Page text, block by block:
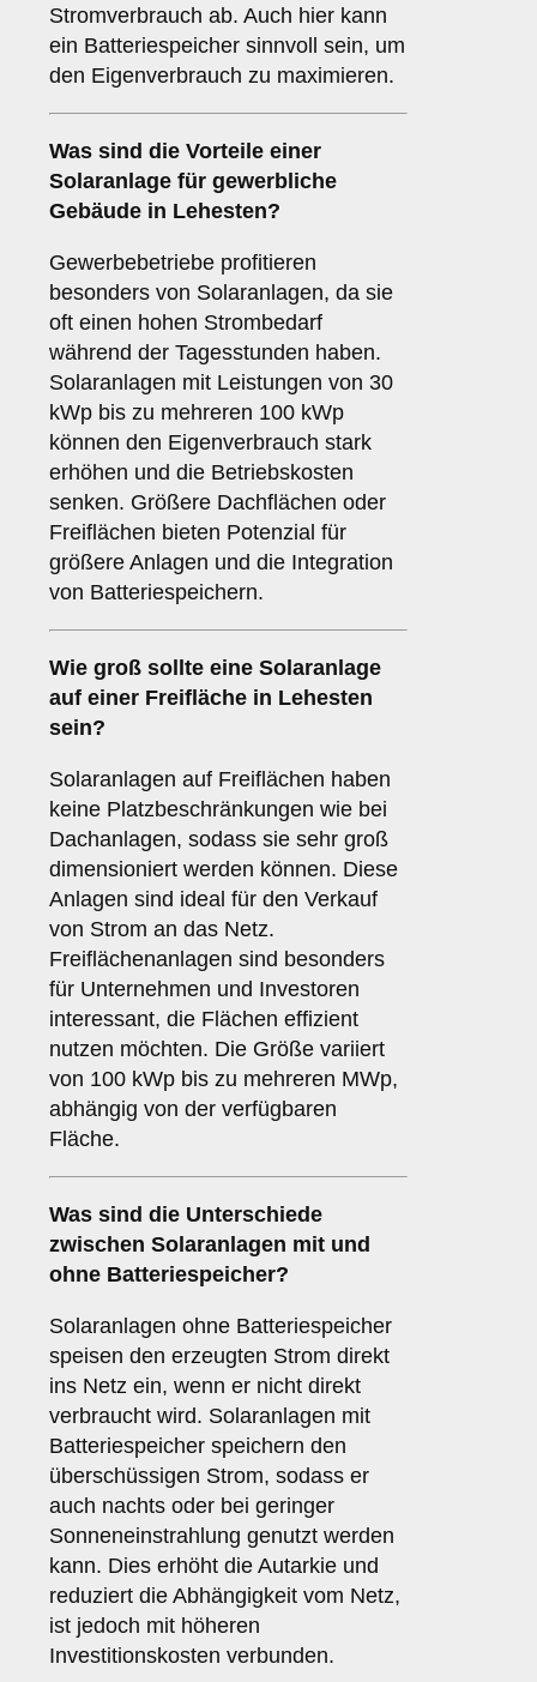
Stromverbrauch ab. Auch hier kann
ein Batteriespeicher sinnvoll sein, um
den Eigenverbrauch zu maximieren.
Was sind die Vorteile einer
Solaranlage für gewerbliche
Gebäude in Lehesten?
Gewerbebetriebe profitieren
besonders von Solaranlagen, da sie
oft einen hohen Strombedarf
während der Tagesstunden haben.
Solaranlagen mit Leistungen von 30
kWp bis zu mehreren 100 kWp
können den Eigenverbrauch stark
erhöhen und die Betriebskosten
senken. Größere Dachflächen oder
Freiflächen bieten Potenzial für
größere Anlagen und die Integration
von Batteriespeichern.
Wie groß sollte eine Solaranlage
auf einer Freifläche in Lehesten
sein?
Solaranlagen auf Freiflächen haben
keine Platzbeschränkungen wie bei
Dachanlagen, sodass sie sehr groß
dimensioniert werden können. Diese
Anlagen sind ideal für den Verkauf
von Strom an das Netz.
Freiflächenanlagen sind besonders
für Unternehmen und Investoren
interessant, die Flächen effizient
nutzen möchten. Die Größe variiert
von 100 kWp bis zu mehreren MWp,
abhängig von der verfügbaren
Fläche.
Was sind die Unterschiede
zwischen Solaranlagen mit und
ohne Batteriespeicher?
Solaranlagen ohne Batteriespeicher
speisen den erzeugten Strom direkt
ins Netz ein, wenn er nicht direkt
verbraucht wird. Solaranlagen mit
Batteriespeicher speichern den
überschüssigen Strom, sodass er
auch nachts oder bei geringer
Sonneneinstrahlung genutzt werden
kann. Dies erhöht die Autarkie und
reduziert die Abhängigkeit vom Netz,
ist jedoch mit höheren
Investitionskosten verbunden.